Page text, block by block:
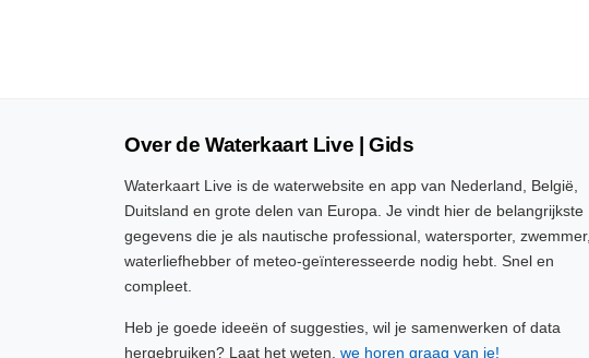
Over de Waterkaart Live | Gids
Waterkaart Live is de waterwebsite en app van Nederland, België,
Duitsland en grote delen van Europa. Je vindt hier de belangrijkste
gegevens die je als nautische professional, watersporter, zwemmer,
waterliefhebber of meteo-geïnteresseerde nodig hebt. Snel en
compleet.
Heb je goede ideeën of suggesties, wil je samenwerken of data
hergebruiken? Laat het weten, we horen graag van je!